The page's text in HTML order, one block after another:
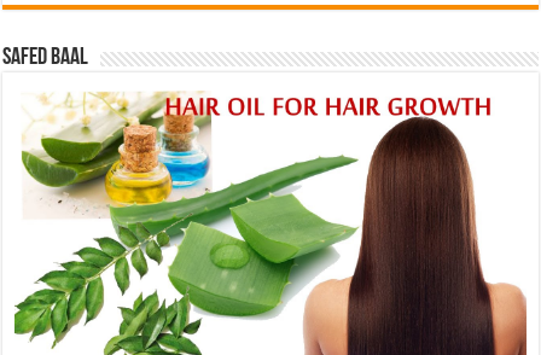
Safed baal